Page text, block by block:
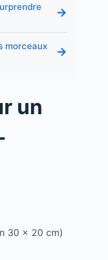
→
morceaux
→
un
30 x 20 cm)